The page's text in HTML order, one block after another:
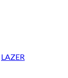
LAZER